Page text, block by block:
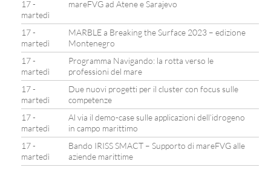
17 -
martedì
mareFVG ad Atene e Sarajevo
17 -
martedì
MARBLE a Breaking the Surface 2023 – edizione
Montenegro
17 -
martedì
Programma Navigando: la rotta verso le
professioni del mare
17 -
martedì
Due nuovi progetti per il cluster con focus sulle
competenze
17 -
martedì
Al via il demo-case sulle applicazioni dell’idrogeno
in campo marittimo
17 -
martedì
Bando IRISS SMACT – Supporto di mareFVG alle
aziende marittime